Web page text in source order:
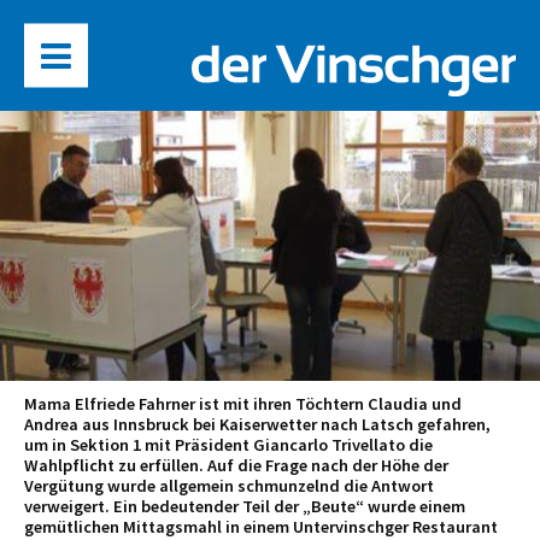
Mama Elfriede Fahrner ist mit ihren Töchtern Claudia und
Andrea aus Innsbruck bei Kaiserwetter nach Latsch gefahren,
um in Sektion 1 mit Präsident Giancarlo Trivellato die
Wahlpflicht zu erfüllen. Auf die Frage nach der Höhe der
Vergütung wurde allgemein schmunzelnd die Antwort
verweigert. Ein bedeutender Teil der „Beute“ wurde einem
gemütlichen Mittagsmahl in einem Untervinschger Restaurant